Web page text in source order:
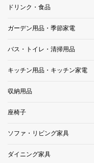
ドリンク・食品
ガーデン用品・季節家電
バス・トイレ・清掃用品
キッチン用品・キッチン家電
収納用品
座椅子
ソファ・リビング家具
ダイニング家具